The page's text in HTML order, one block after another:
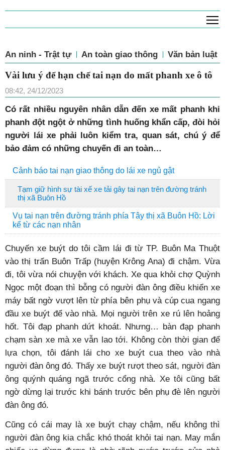
An ninh - Trật tự An toàn giao thông Văn bản luật
Vài lưu ý để hạn chế tai nạn do mất phanh xe ô tô
08:42, 24/12/2023
Có rất nhiều nguyên nhân dẫn đến xe mất phanh khi
phanh đột ngột ở những tình huống khẩn cấp, đòi hỏi
người lái xe phải luôn kiểm tra, quan sát, chú ý để
bảo đảm có những chuyến đi an toàn…
Cảnh báo tai nạn giao thông do lái xe ngủ gật
Tạm giữ hình sự tài xế xe tải gây tai nạn trên đường tránh
thị xã Buôn Hồ
Vụ tai nạn trên đường tránh phía Tây thị xã Buôn Hồ: Lời
kể từ các nạn nhân
Chuyến xe buýt do tôi cầm lái đi từ TP. Buôn Ma Thuột
vào thị trấn Buôn Trấp (huyện Krông Ana) đi chậm. Vừa
đi, tôi vừa nói chuyện với khách. Xe qua khỏi chợ Quỳnh
Ngọc một đoạn thì bỗng có người đàn ông điều khiển xe
máy bất ngờ vượt lên từ phía bên phụ và cúp cua ngang
đầu xe buýt để vào nhà. Mọi người trên xe rú lên hoảng
hốt. Tôi đạp phanh dứt khoát. Nhưng… bàn đạp phanh
chạm sàn xe mà xe vẫn lao tới. Không còn thời gian để
lựa chọn, tôi đánh lái cho xe buýt cua theo vào nhà
người đàn ông đó. Thấy xe buýt rượt theo sát, người đàn
ông quýnh quáng ngã trước cổng nhà. Xe tôi cũng bất
ngờ dừng lại trước khi bánh trước bên phụ đè lên người
đàn ông đó.
Cũng có cái may là xe buýt chạy chậm, nếu không thì
người đàn ông kia chắc khó thoát khỏi tai nạn. May mắn